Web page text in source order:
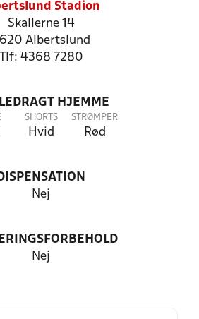
Stadion
Skallerne 14
Albertslund
Tlf: 4368 7280
HJEMME
SHORTS
Hvid
STRØMPER
Rød
DISPENSATION
Nej
Nej